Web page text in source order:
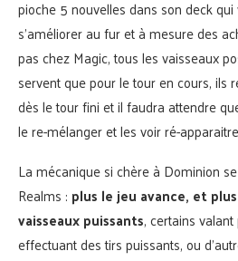
pioche 5 nouvelles dans son deck
s’améliorer au fur et à mesure des
pas chez Magic, tous les vaisseaux
servent que pour le tour en cours, ils
dès le tour fini et il faudra attendre
le re-mélanger et les voir ré-
La mécanique si chère à Dominion
Realms : plus le jeu avance, et
vaisseaux puissants, certains
effectuant des tirs puissants, ou